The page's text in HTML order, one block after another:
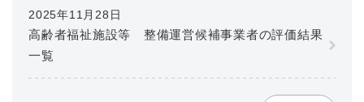
2025年11月28日
高齢者福祉施設等 整備運営候補事業者の評価結果
一覧